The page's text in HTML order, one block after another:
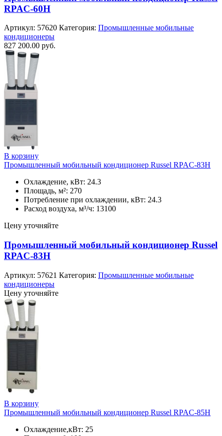
RPAC-60H
Артикул: 57620 Категория: Промышленные мобильные
кондиционеры
827 200.00 руб.
В корзину
Промышленный мобильный кондиционер Russel RPAC-83H
Охлаждение, кВт: 24.3
Площадь, м²: 270
Потребление при охлаждении, кВт: 24.3
Расход воздуха, м³/ч: 13100
Цену уточняйте
Промышленный мобильный кондиционер Russel
RPAC-83H
Артикул: 57621 Категория: Промышленные мобильные
кондиционеры
Цену уточняйте
В корзину
Промышленный мобильный кондиционер Russel RPAC-85H
Охлаждение,кВт: 25